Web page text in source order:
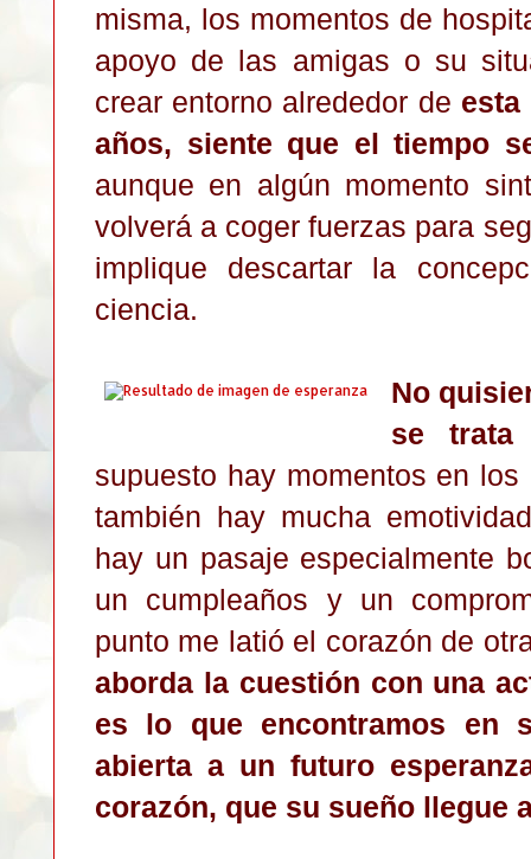
misma, los momentos de
apoyo de las amigas o su
crear entorno alrededor de esta
años, siente que el tiempo
aunque en algún momento
volverá a coger fuerzas para
implique descartar la
ciencia.
No
se
supuesto hay momentos en
también hay mucha
hay un pasaje especialmente
un cumpleaños y un
punto me latió el corazón de
aborda la cuestión con una
es lo que encontramos en
abierta a un futuro
corazón, que su sueño llegue